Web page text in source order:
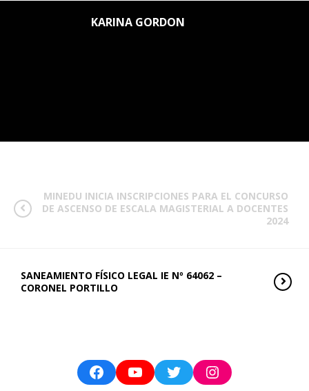
KARINA GORDON
MINEDU INICIA INSCRIPCIONES PARA EL CONCURSO
DE ASCENSO DE ESCALA MAGISTERIAL A DOCENTES
2024
SANEAMIENTO FÍSICO LEGAL IE Nº 64062 –
CORONEL PORTILLO